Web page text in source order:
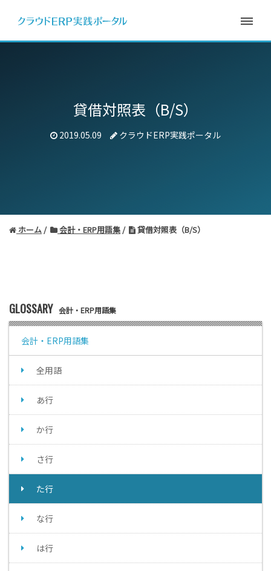
貸借対照表（B/S）
2019.05.09 クラウドERP実践ポータル
ホーム 会計・ERP用語集 貸借対照表（B/S）
GLOSSARY 会計・ERP用語集
会計・ERP用語集
全用語
あ行
か行
さ行
た行
な行
は行